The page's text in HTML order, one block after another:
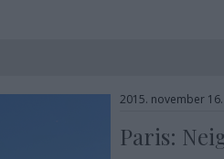
pizza. Amikor
2015. november 16.
Paris: